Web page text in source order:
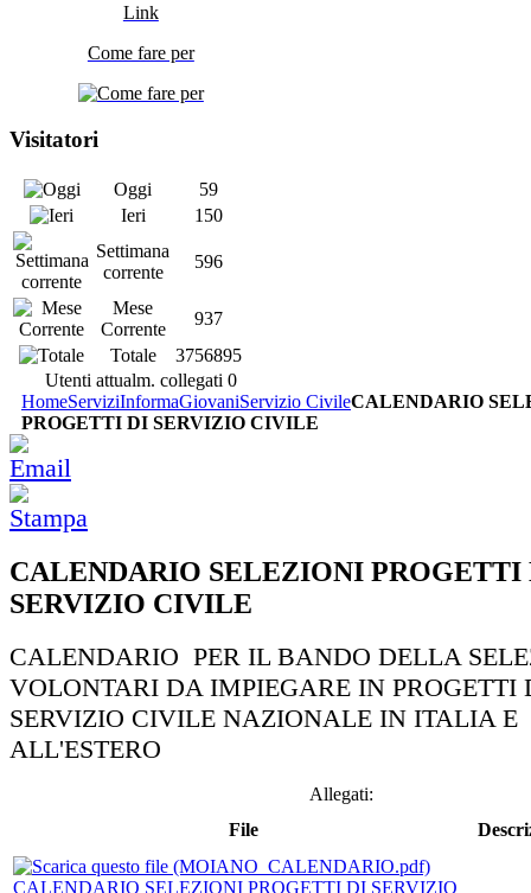
Link
Come fare per
Visitatori
Oggi
59
Ieri
150
Settimana
corrente
596
Mese
Corrente
937
Totale
3756895
Utenti attualm. collegati 0
HomeServiziInformaGiovaniServizio CivileCALENDARIO
PROGETTI DI SERVIZIO CIVILE
CALENDARIO SELEZIONI PROGETTI
SERVIZIO CIVILE
CALENDARIO PER IL BANDO DELLA
VOLONTARI DA IMPIEGARE IN PROGETTI
SERVIZIO CIVILE NAZIONALE IN ITALIA E
ALL'ESTERO
Allegati:
File
CALENDARIO SELEZIONI PROGETTI DI SERVIZIO